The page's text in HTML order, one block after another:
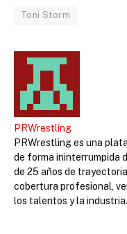
Toni Storm
PRWrestling
PRWrestling es una
de forma ininterrumpida
de 25 años de
cobertura profesional,
los talentos y la industria.